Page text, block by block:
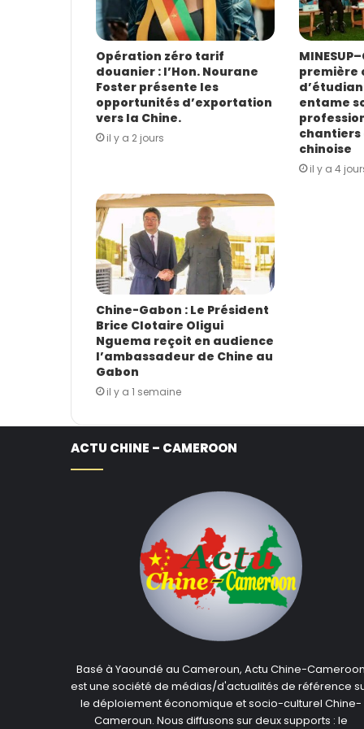
s
s
e
E
m
a
i
l
Opération zéro tarif
douanier : l’Hon. Nourane
Foster présente les
opportunités d’exportation
vers la Chine.
il y a 2 jours
première
entame
chantiers
chinoise
il y a 4
Chine-Gabon : Le Président
Brice Clotaire Oligui
Nguema reçoit en audience
l’ambassadeur de Chine au
Gabon
il y a 1 semaine
ACTU CHINE – CAMEROON
Basé à Yaoundé au Cameroun, Actu Chine-Cameroon
est une société de médias/d'actualités de référence
le déploiement économique et socio-culturel Chine-
Cameroun. Nous diffusons sur deux supports : le